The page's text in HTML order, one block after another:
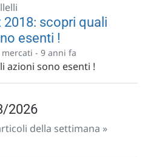
2018: scopri quali
esenti !
- 9 anni fa
azioni sono esenti !
2026
della settimana »